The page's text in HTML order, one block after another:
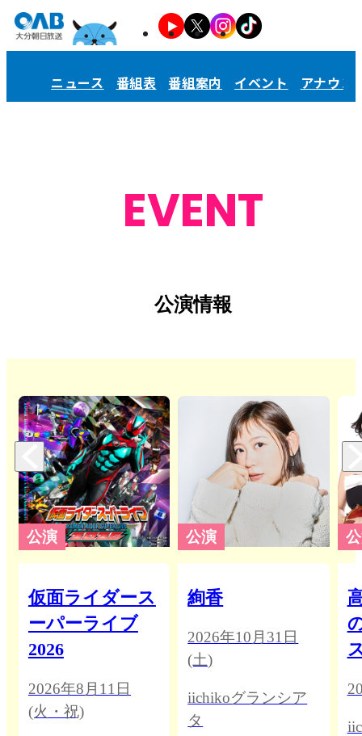
ニュース 番組表 番組案内 イベント アナウン
EVENT
公演情報
公演
仮面ライダース
ーパーライブ
2026
2026年8月11日
(火・祝)
公演
絢香
2026年10月31日
(土)
iichikoグランシア
タ